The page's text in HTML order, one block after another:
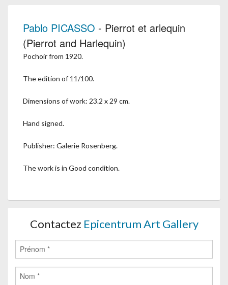
Pablo PICASSO - Pierrot et arlequin
(Pierrot and Harlequin)
Pochoir from 1920.
The edition of 11/100.
Dimensions of work: 23.2 x 29 cm.
Hand signed.
Publisher: Galerie Rosenberg.
The work is in Good condition.
Contactez Epicentrum Art Gallery